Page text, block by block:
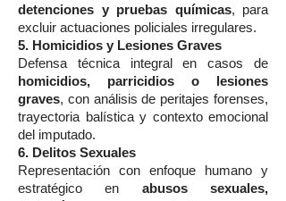
detenciones y pruebas químicas, para
excluir actuaciones policiales irregulares.
5. Homicidios y Lesiones Graves
Defensa técnica integral en casos de
homicidios, parricidios o lesiones
graves, con análisis de peritajes forenses,
trayectoria balística y contexto emocional
del imputado.
6. Delitos Sexuales
Representación con enfoque humano y
estratégico en abusos sexuales,